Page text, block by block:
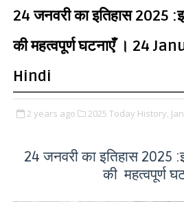
24 जनवरी का इतिहास 2025
की महत्वपूर्ण घटनाएँ । 24
Hindi
2 years ago 2025 Today History,
24 जनवरी का इतिहास 2025
की महत्वपूर्ण